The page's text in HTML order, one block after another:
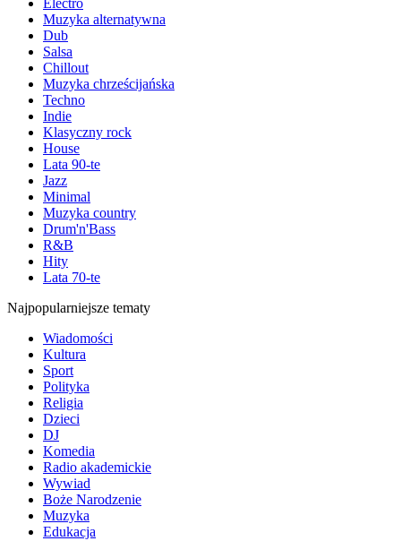
Electro
Muzyka alternatywna
Dub
Salsa
Chillout
Muzyka chrześcijańska
Techno
Indie
Klasyczny rock
House
Lata 90-te
Jazz
Minimal
Muzyka country
Drum'n'Bass
R&B
Hity
Lata 70-te
Najpopularniejsze tematy
Wiadomości
Kultura
Sport
Polityka
Religia
Dzieci
DJ
Komedia
Radio akademickie
Wywiad
Boże Narodzenie
Muzyka
Edukacja